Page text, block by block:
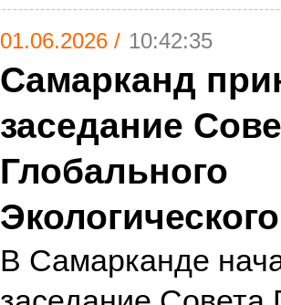
01.06.2026 / 10:42:35
Самарканд
заседание
Глобального
В Самарканде